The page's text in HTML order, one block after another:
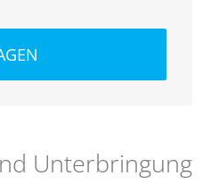
Unterbringung